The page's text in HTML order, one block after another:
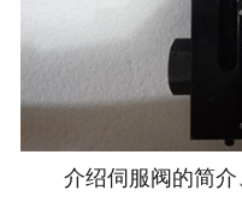
介绍伺服阀的简介